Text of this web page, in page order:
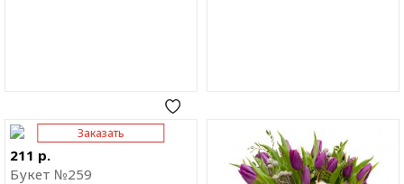
Заказать
211 р.
Букет №259
Отправить ссылку на
Отправить ссылку на
приложение